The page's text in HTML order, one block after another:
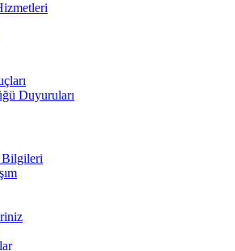
Duyuruları
Bilgileri